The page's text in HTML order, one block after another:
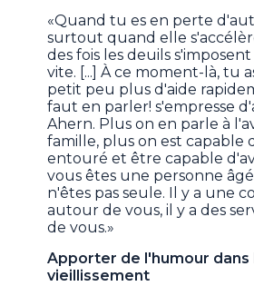
«Quand tu es en perte
surtout quand elle
des fois les deuils
vite. [...] À ce moment-là, tu
petit peu plus d'aide
faut en parler! s'empresse
Ahern. Plus on en parle à
famille, plus on est capable
entouré et être capable
vous êtes une personne
n'êtes pas seule. Il y a une
autour de vous, il y a des
de vous.»
Apporter de l'humour dans
vieillissement